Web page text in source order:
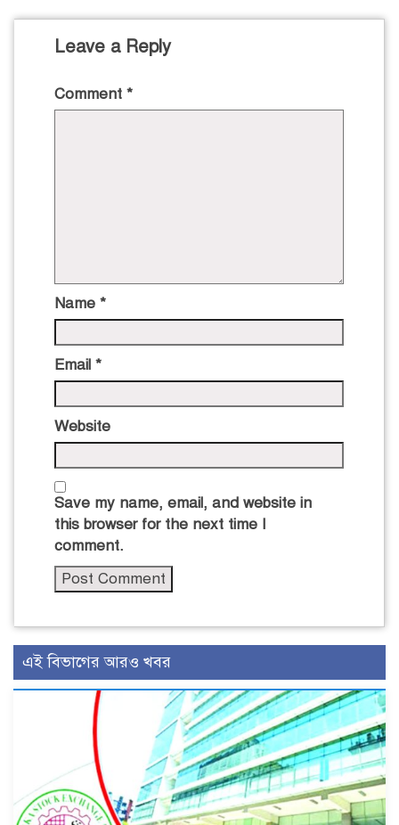
Leave a Reply
Comment *
Name *
Email *
Website
Save my name, email, and website in
this browser for the next time I
comment.
এই বিভাগের আরও খবর